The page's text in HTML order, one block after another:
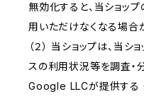
無効化すると、当ショッ
用いただけなくなる場合
（２） 当ショップは、当
スの利用状況等を調査・
Google LLCが提供する